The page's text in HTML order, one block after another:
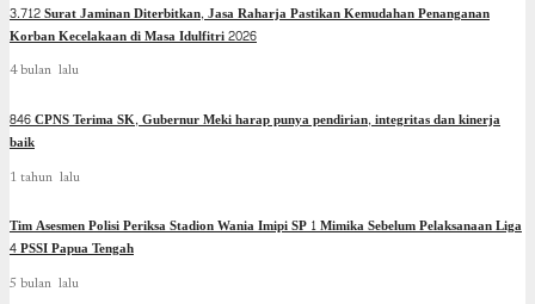
3.712 Surat Jaminan Diterbitkan, Jasa Raharja Pastikan Kemudahan Penanganan
Korban Kecelakaan di Masa Idulfitri 2026
4 bulan lalu
846 CPNS Terima SK, Gubernur Meki harap punya pendirian, integritas dan kinerja
baik
1 tahun lalu
Tim Asesmen Polisi Periksa Stadion Wania Imipi SP 1 Mimika Sebelum Pelaksanaan Liga
4 PSSI Papua Tengah
5 bulan lalu